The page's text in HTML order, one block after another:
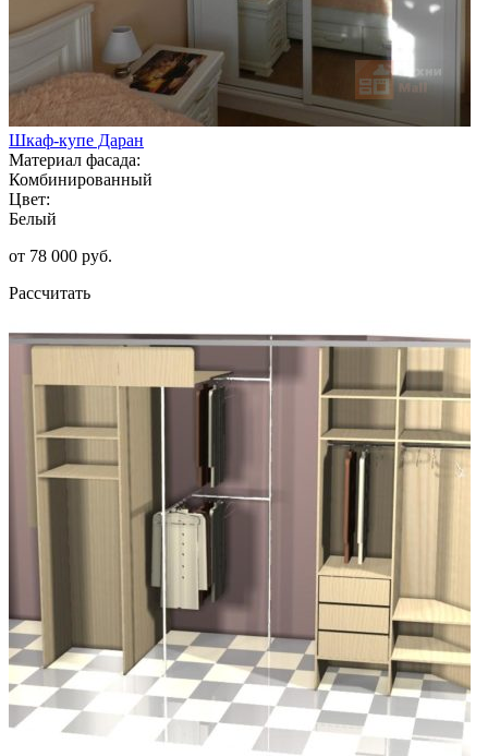
Шкаф-купе Даран
Материал фасада:
Комбинированный
Цвет:
Белый
от 78 000 руб.
Рассчитать